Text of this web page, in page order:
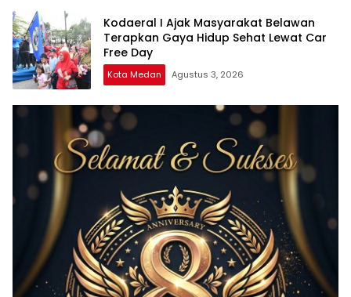
Kodaeral I Ajak Masyarakat Belawan
Terapkan Gaya Hidup Sehat Lewat Car
Free Day
Kota Medan Agustus 3, 2026